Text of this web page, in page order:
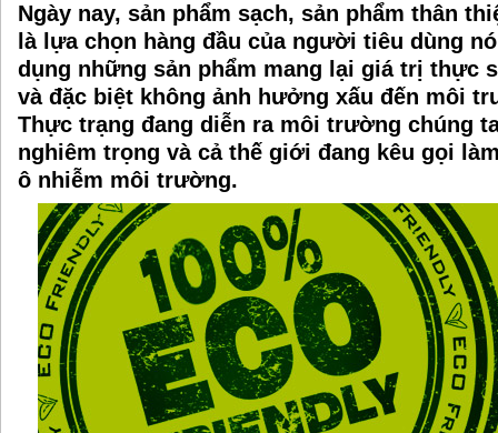
Ngày nay, sản phẩm sạch, sản phẩm thân
là lựa chọn hàng đầu của người tiêu dùng
dụng những sản phẩm mang lại giá trị thực
và đặc biệt không ảnh hưởng xấu đến môi
Thực trạng đang diễn ra môi trường chúng
nghiêm trọng và cả thế giới đang kêu gọi
ô nhiễm môi trường.